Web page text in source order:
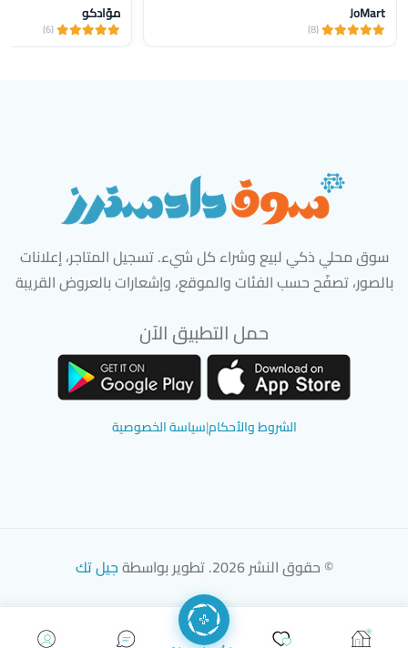
JoMart
(8)
موّادكو
(6)
سوق محلي ذكي لبيع وشراء كل شيء. تسجيل المتاجر، إعلانات
بالصور، تصفّح حسب الفئات والموقع، وإشعارات بالعروض القريبة
حمل التطبيق الآن
الشروط والأحكام|سياسة الخصوصية
© حقوق النشر 2026. تطوير بواسطة جيل تك